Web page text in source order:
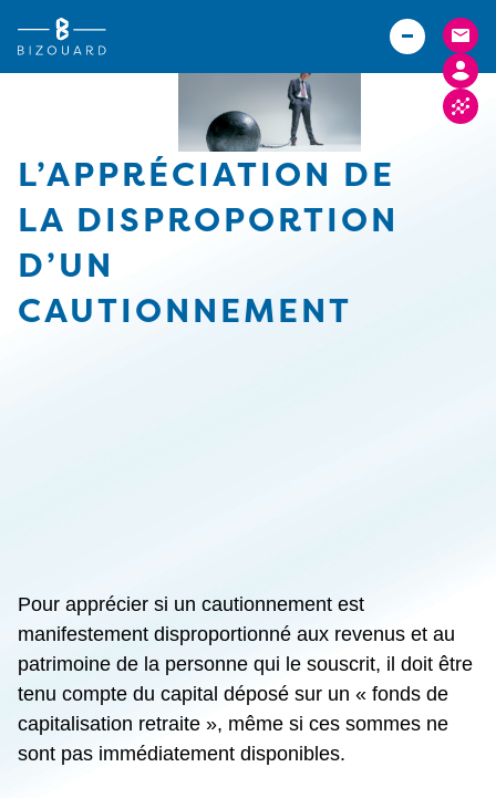
TPE
Agriculteurs (Bizouard)
PME
Actualités
Carrières
Implantations
FACTURE ELECTRONIQUE
L’APPRÉCIATION DE
LA DISPROPORTION
D’UN
CAUTIONNEMENT
Pour apprécier si un cautionnement est
manifestement disproportionné aux revenus et au
patrimoine de la personne qui le souscrit, il doit être
tenu compte du capital déposé sur un « fonds de
capitalisation retraite », même si ces sommes ne
sont pas immédiatement disponibles.